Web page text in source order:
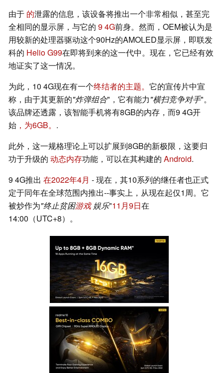
由于 的泄露的信息，该设备将推出一个非常相似，甚至完
全相同的显示屏，与它的 9 4G前身。然而，OEM被认为是
用较新的处理器驱动这个90Hz的AMOLED显示屏，即联发
科的 Helio G99在即将到来的这一代中。现在，它已经有效
地证实了这一情况。
为此，10 4G现在有一个终结者的主题。 它的宣传片中宣
称，由于其更新的"炸弹组合"，它有能力"横扫竞争对手"。
该品牌还透露，该智能手机将有8GB的内存，而9 4G开
始 ，为6GB。 .
此外，这一规格理论上可以扩展到8GB的新极限，这要归
功于升级的 动态内存功能，可以在其构建的 Android.
9 4G推出 在2022年4月 - 现在，其10系列的继任者也正式
定于同年在全球范围内推出--事实上，从现在起仅1周。它
被炒作为"终止贫困游戏娱乐"11月9日在
14:00（UTC+8）。